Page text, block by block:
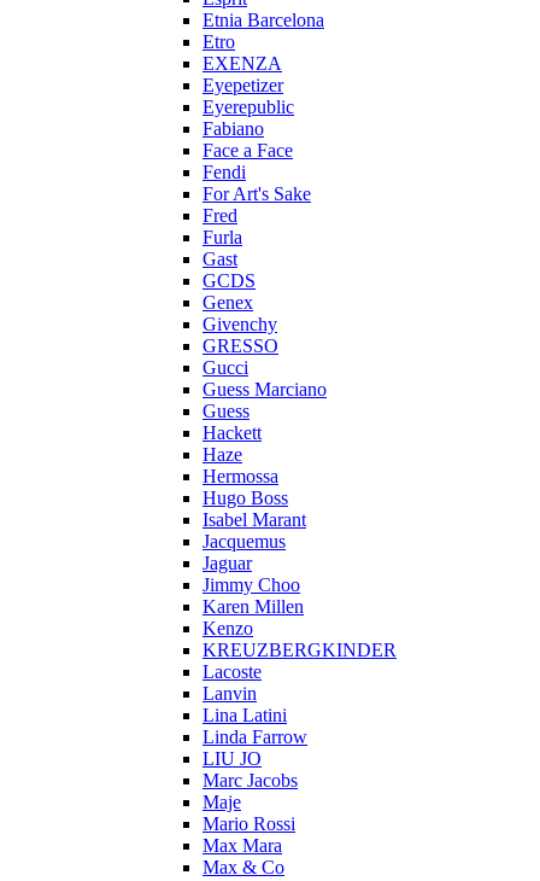
Etnia Barcelona
Etro
EXENZA
Eyepetizer
Eyerepublic
Fabiano
Face a Face
Fendi
For Art's Sake
Fred
Furla
Gast
GCDS
Genex
Givenchy
GRESSO
Gucci
Guess Marciano
Guess
Hackett
Haze
Hermossa
Hugo Boss
Isabel Marant
Jacquemus
Jaguar
Jimmy Choo
Karen Millen
Kenzo
KREUZBERGKINDER
Lacoste
Lanvin
Lina Latini
Linda Farrow
LIU JO
Marc Jacobs
Maje
Mario Rossi
Max Mara
Max & Co